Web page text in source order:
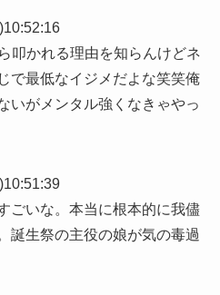
叩かれる理由を知らんけどネ
で最低なイジメだよな笑笑俺
いがメンタル強くなきゃやっ
ごいな。本当に根本的に我儘
誕生祭の主役の娘が気の毒過